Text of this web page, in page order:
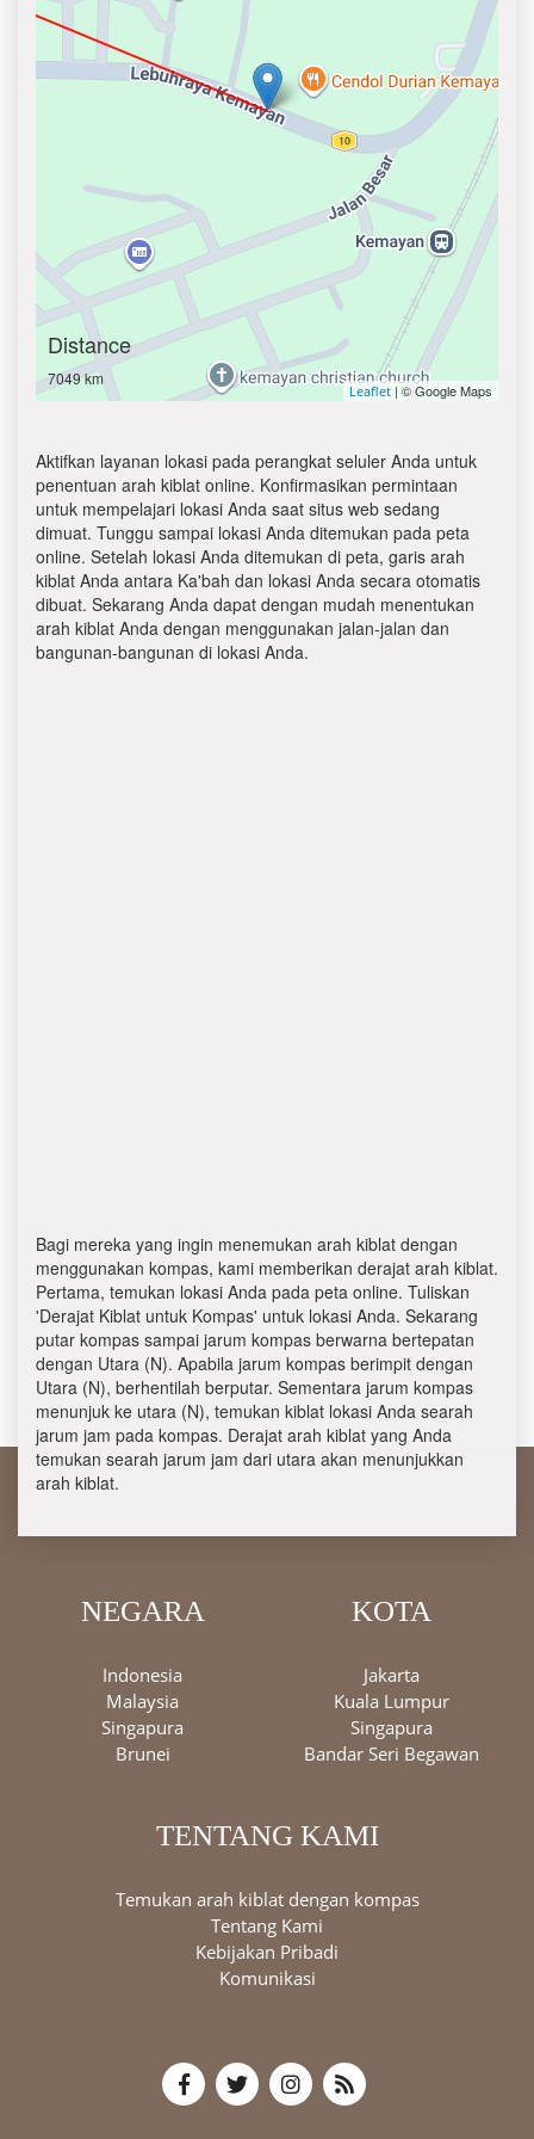
Distance
7049 km
Leaflet | © Google Maps
Aktifkan layanan lokasi pada perangkat seluler Anda untuk
penentuan arah kiblat online. Konfirmasikan permintaan
untuk mempelajari lokasi Anda saat situs web sedang
dimuat. Tunggu sampai lokasi Anda ditemukan pada peta
online. Setelah lokasi Anda ditemukan di peta, garis arah
kiblat Anda antara Ka'bah dan lokasi Anda secara otomatis
dibuat. Sekarang Anda dapat dengan mudah menentukan
arah kiblat Anda dengan menggunakan jalan-jalan dan
bangunan-bangunan di lokasi Anda.
Bagi mereka yang ingin menemukan arah kiblat dengan
menggunakan kompas, kami memberikan derajat arah kiblat.
Pertama, temukan lokasi Anda pada peta online. Tuliskan
'Derajat Kiblat untuk Kompas' untuk lokasi Anda. Sekarang
putar kompas sampai jarum kompas berwarna bertepatan
dengan Utara (N). Apabila jarum kompas berimpit dengan
Utara (N), berhentilah berputar. Sementara jarum kompas
menunjuk ke utara (N), temukan kiblat lokasi Anda searah
jarum jam pada kompas. Derajat arah kiblat yang Anda
temukan searah jarum jam dari utara akan menunjukkan
arah kiblat.
NEGARA
Indonesia
Malaysia
Singapura
Brunei
KOTA
Jakarta
Kuala Lumpur
Singapura
Bandar Seri Begawan
TENTANG KAMI
Temukan arah kiblat dengan kompas
Tentang Kami
Kebijakan Pribadi
Komunikasi